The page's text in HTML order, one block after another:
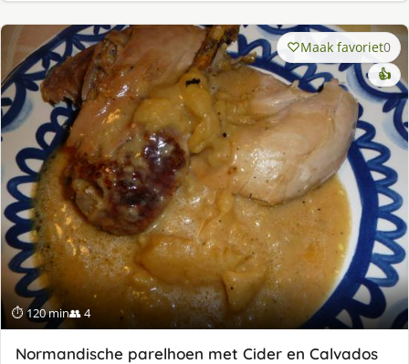
⏱ 120 min👥 4
Maak favoriet0
👍
Normandische parelhoen met Cider en Calvados